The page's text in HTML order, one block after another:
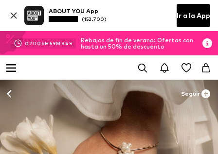
ABOUT YOU App
(152.700) Ir a la App
02D 06H 59M 34 S
Rebajas de fin de verano: Ofertas con
hasta un 50% de descuento
Seguir